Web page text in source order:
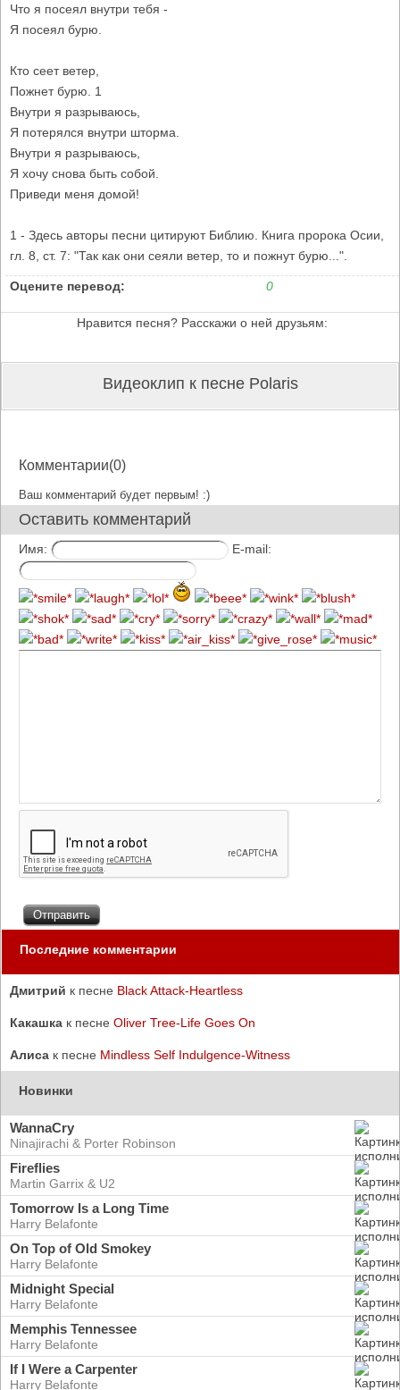
Что я посеял внутри тебя -
Я посеял бурю.
Кто сеет ветер,
Пожнет бурю. 1
Внутри я разрываюсь,
Я потерялся внутри шторма.
Внутри я разрываюсь,
Я хочу снова быть собой.
Приведи меня домой!
1 - Здесь авторы песни цитируют Библию. Книга пророка Осии,
гл. 8, ст. 7: "Так как они сеяли ветер, то и пожнут бурю...".
Оцените перевод: 0
Нравится песня? Расскажи о ней друзьям:
Видеоклип к песне Polaris
Комментарии(0)
Ваш комментарий будет первым! :)
Оставить комментарий
Имя: E-mail:
Последние комментарии
Дмитрий к песне Black Attack-Heartless
Какашка к песне Oliver Tree-Life Goes On
Алиса к песне Mindless Self Indulgence-Witness
Новинки
WannaCry
Ninajirachi & Porter Robinson
Fireflies
Martin Garrix & U2
Tomorrow Is a Long Time
Harry Belafonte
On Top of Old Smokey
Harry Belafonte
Midnight Special
Harry Belafonte
Memphis Tennessee
Harry Belafonte
If I Were a Carpenter
Harry Belafonte